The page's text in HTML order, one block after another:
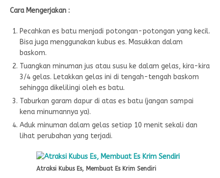
Cara Mengerjakan :
Pecahkan es batu menjadi potongan-potongan yang kecil.
Bisa juga menggunakan kubus es. Masukkan dalam
baskom.
Tuangkan minuman jus atau susu ke dalam gelas, kira-kira
3/4 gelas. Letakkan gelas ini di tengah-tengah baskom
sehingga dikelilingi oleh es batu.
Taburkan garam dapur di atas es batu (jangan sampai
kena minumannya ya).
Aduk minuman dalam gelas setiap 10 menit sekali dan
lihat perubahan yang terjadi.
Atraksi Kubus Es, Membuat Es Krim Sendiri